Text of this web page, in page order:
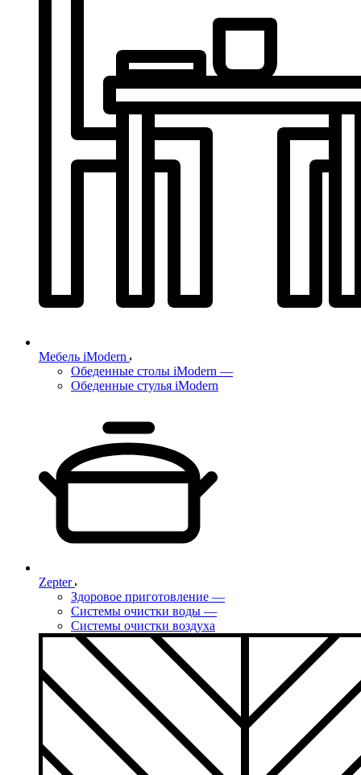
Мебель iModern
Обеденные столы iModern —
Обеденные стулья iModern
Zepter
Здоровое приготовление —
Системы очистки воды —
Системы очистки воздуха